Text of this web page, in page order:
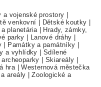
a vojenské prostory
venkovní Dětské koutky
planetária|
Hrady, zámky,
parky Lanové dráhy
Památky a památníky
a vyhlídky
Sdílené
Skiareály
hra|Westernová městečka
areály |Zoologické a